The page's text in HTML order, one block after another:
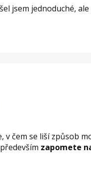
jsem jednoduché,
v čem se liší způsob
zapomete